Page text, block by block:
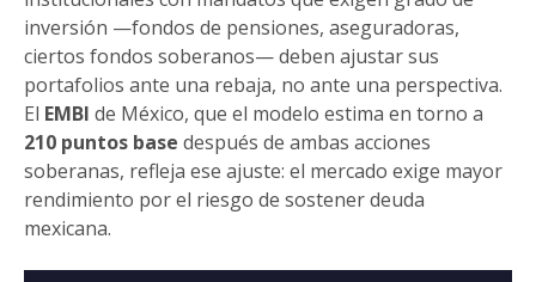
inversión —fondos de pensiones, aseguradoras,
ciertos fondos soberanos— deben ajustar sus
portafolios ante una rebaja, no ante una perspectiva.
El EMBI de México, que el modelo estima en torno a
210 puntos base después de ambas acciones
soberanas, refleja ese ajuste: el mercado exige mayor
rendimiento por el riesgo de sostener deuda
mexicana.